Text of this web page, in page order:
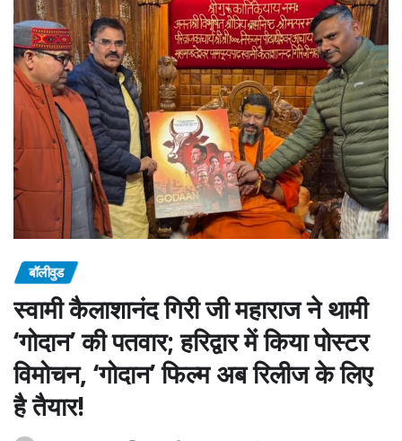
बॉलीवुड
स्वामी कैलाशानंद गिरी जी महाराज ने थामी
‘गोदान’ की पतवार; हरिद्वार में किया पोस्टर
विमोचन, ‘गोदान’ फिल्म अब रिलीज के लिए
है तैयार!